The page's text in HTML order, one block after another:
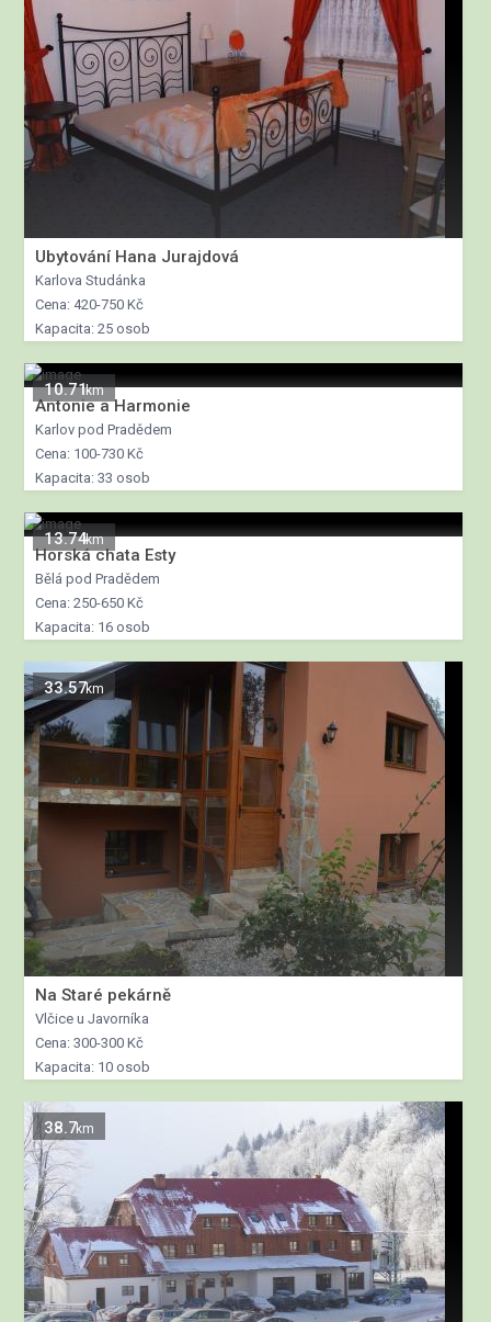
Ubytování Hana Jurajdová
Karlova Studánka
Cena: 420-750 Kč
Kapacita: 25 osob
10.71km
Antonie a Harmonie
Karlov pod Pradědem
Cena: 100-730 Kč
Kapacita: 33 osob
13.74km
Horská chata Esty
Bělá pod Pradědem
Cena: 250-650 Kč
Kapacita: 16 osob
33.57km
Na Staré pekárně
Vlčice u Javorníka
Cena: 300-300 Kč
Kapacita: 10 osob
38.7km